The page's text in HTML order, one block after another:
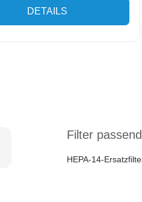
DETAILS
Filter
HEPA-14-